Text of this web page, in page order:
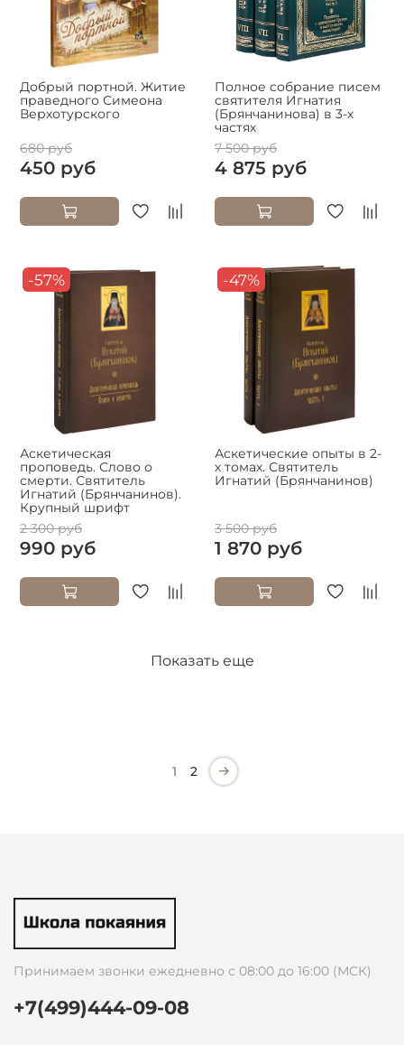
Добрый портной. Житие
праведного Симеона
Верхотурского
680 руб
450 руб
Полное собрание писем
святителя Игнатия
(Брянчанинова) в 3-х
частях
7 500 руб
4 875 руб
-57%
Аскетическая
проповедь. Слово о
смерти. Святитель
Игнатий (Брянчанинов).
Крупный шрифт
2 300 руб
990 руб
-47%
Аскетические опыты в 2-
х томах. Святитель
Игнатий (Брянчанинов)
3 500 руб
1 870 руб
Показать еще
1 2
Принимаем звонки ежедневно с 08:00 до 16:00 (МСК)
+7(499)444-09-08